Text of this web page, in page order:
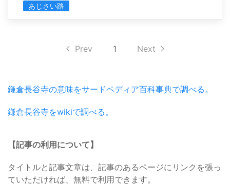
あじさい路
Prev 1 Next
鎌倉長谷寺の意味をサードペディア百科事典で調べる。
鎌倉長谷寺をwikiで調べる。
【記事の利用について】
タイトルと記事文章は、記事のあるページにリンクを張っ
ていただければ、無料で利用できます。